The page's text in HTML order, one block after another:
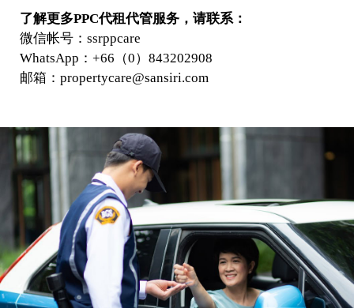
了解更多PPC代租代管服务，请联系：
微信帐号：ssrppcare
WhatsApp：+66（0）843202908
邮箱：propertycare@sansiri.com